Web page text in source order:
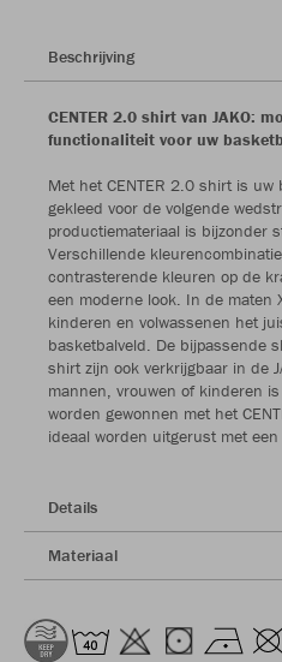
Beschrijving
CENTER 2.0 shirt van JAKO:
functionaliteit voor uw
Met het CENTER 2.0 shirt is
gekleed voor de volgende
productiemateriaal is bijzonder
Verschillende
contrasterende kleuren op de
een moderne look. In de maten
kinderen en volwassenen het
basketbalveld. De bijpassende
shirt zijn ook verkrijgbaar in de
mannen, vrouwen of kinderen
worden gewonnen met het
ideaal worden uitgerust met
Details
Materiaal